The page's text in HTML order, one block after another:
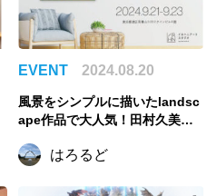
EVENT 2024.08.20
風景をシンプルに描いたlandsc
ape作品で大人気！田村久美子
たが見るセカイ〜」が、南青山
はろるど